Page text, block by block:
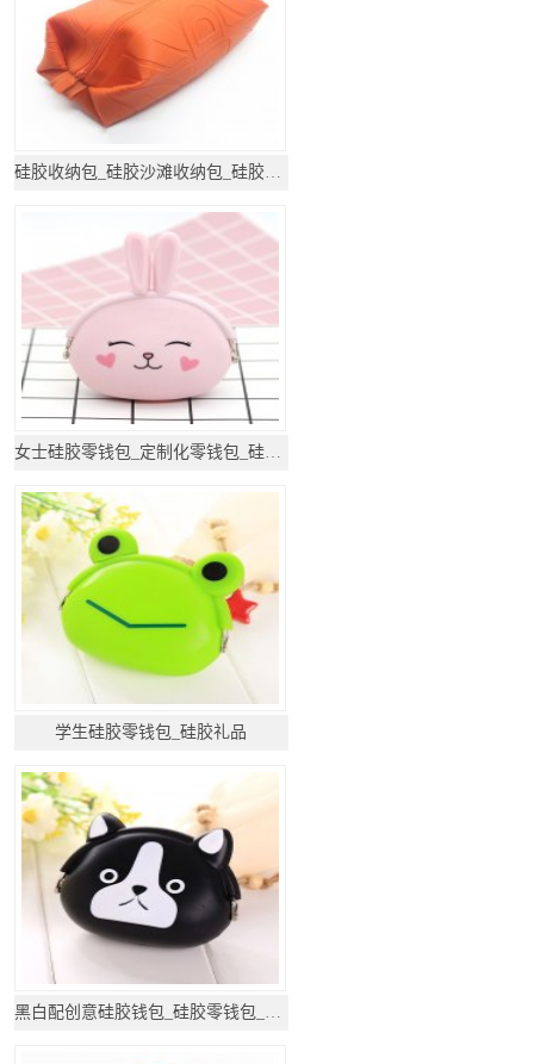
硅胶收纳包_硅胶沙滩收纳包_硅胶礼品
女士硅胶零钱包_定制化零钱包_硅胶礼品
学生硅胶零钱包_硅胶礼品
黑白配创意硅胶钱包_硅胶零钱包_硅胶礼品